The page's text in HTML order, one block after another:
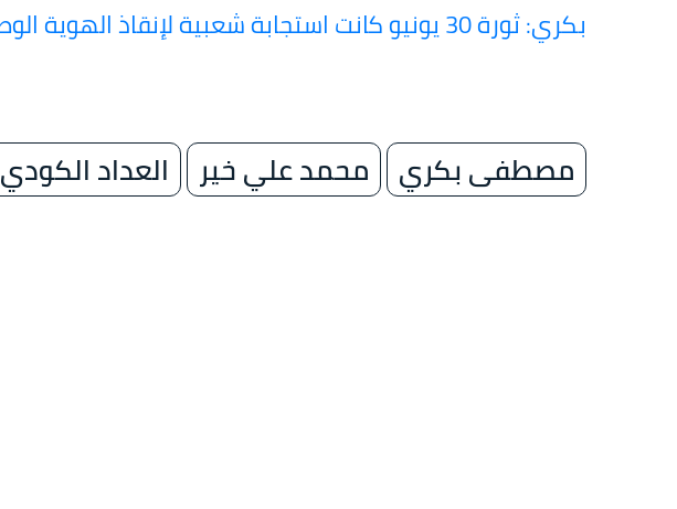
بكري: ثورة 30 يونيو كانت استجابة شعبية لإنقاذ الهوية الوطنية
مصطفى بكري محمد علي خير العداد الكودي